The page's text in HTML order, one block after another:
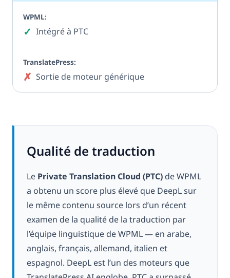
✓ Oui
Intégré à PTC
✗ Non
Sortie de moteur générique
Qualité de traduction
Le Private Translation Cloud (PTC) de WPML
a obtenu un score plus élevé que DeepL sur
le même contenu source lors d’un récent
examen de la qualité de la traduction par
l’équipe linguistique de WPML — en arabe,
anglais, français, allemand, italien et
espagnol. DeepL est l’un des moteurs que